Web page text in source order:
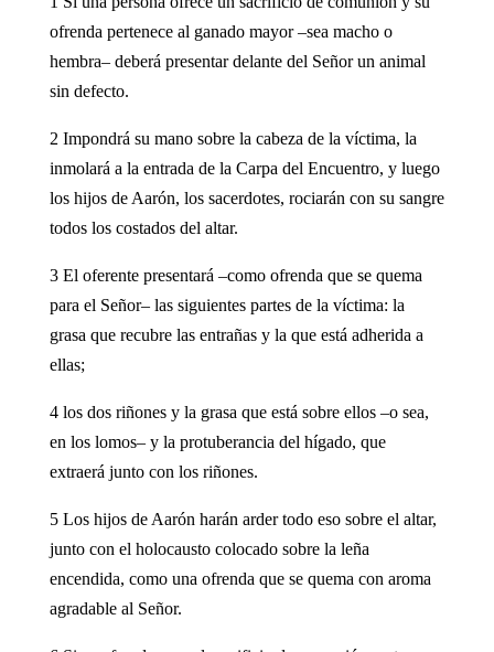
ofrenda pertenece al ganado mayor –sea macho o
hembra– deberá presentar delante del Señor un animal
sin defecto.
2 Impondrá su mano sobre la cabeza de la víctima, la
inmolará a la entrada de la Carpa del Encuentro, y luego
los hijos de Aarón, los sacerdotes, rociarán con su sangre
todos los costados del altar.
3 El oferente presentará –como ofrenda que se quema
para el Señor– las siguientes partes de la víctima: la
grasa que recubre las entrañas y la que está adherida a
ellas;
4 los dos riñones y la grasa que está sobre ellos –o sea,
en los lomos– y la protuberancia del hígado, que
extraerá junto con los riñones.
5 Los hijos de Aarón harán arder todo eso sobre el altar,
junto con el holocausto colocado sobre la leña
encendida, como una ofrenda que se quema con aroma
agradable al Señor.